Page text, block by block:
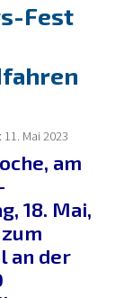
Fest
Mai 2023
am
18. Mai,
an der